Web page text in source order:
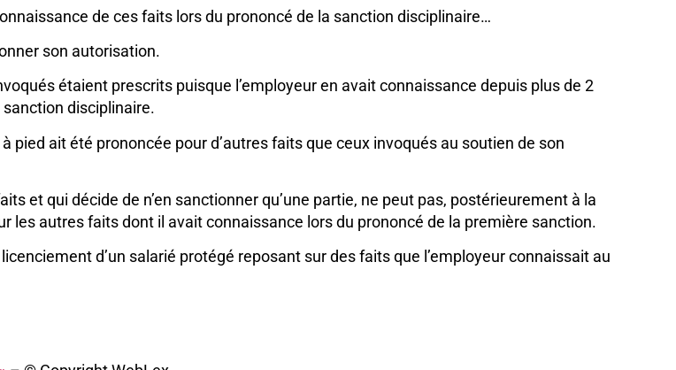
de ces faits lors du prononcé de la sanction disciplinaire…
son autorisation.
étaient prescrits puisque l’employeur en avait connaissance depuis plus de 2
disciplinaire.
ait été prononcée pour d’autres faits que ceux invoqués au soutien de son
et qui décide de n’en sanctionner qu’une partie, ne peut pas, postérieurement à la
les autres faits dont il avait connaissance lors du prononcé de la première sanction.
d’un salarié protégé reposant sur des faits que l’employeur connaissait au